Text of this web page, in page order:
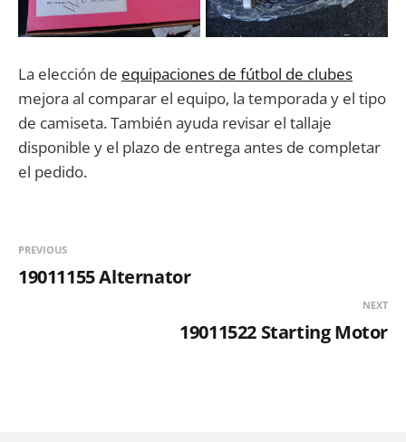
La elección de equipaciones de fútbol de clubes
mejora al comparar el equipo, la temporada y el tipo
de camiseta. También ayuda revisar el tallaje
disponible y el plazo de entrega antes de completar
el pedido.
PREVIOUS
19011155 Alternator
NEXT
19011522 Starting Motor